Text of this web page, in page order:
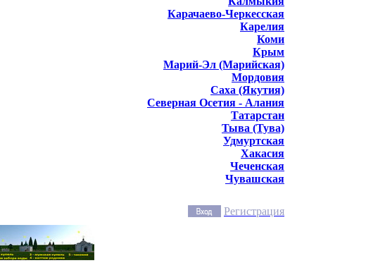
Карачаево-Черкесская
Карелия
Коми
Крым
Марий-Эл (Марийская)
Мордовия
Саха (Якутия)
Северная Осетия - Алания
Татарстан
Тыва (Тува)
Удмуртская
Хакасия
Чеченская
Чувашская
Регистрация